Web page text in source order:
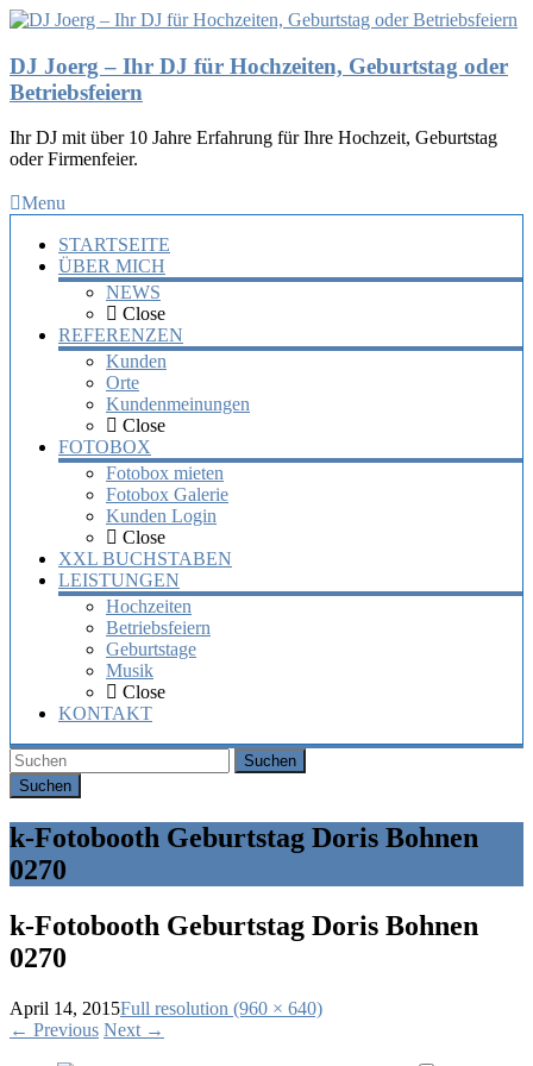
DJ Joerg – Ihr DJ für Hochzeiten, Geburtstag oder
Betriebsfeiern
Ihr DJ mit über 10 Jahre Erfahrung für Ihre Hochzeit, Geburtstag
oder Firmenfeier.
Menu
STARTSEITE
ÜBER MICH
NEWS
Close
REFERENZEN
Kunden
Orte
Kundenmeinungen
Close
FOTOBOX
Fotobox mieten
Fotobox Galerie
Kunden Login
Close
XXL BUCHSTABEN
LEISTUNGEN
Hochzeiten
Betriebsfeiern
Geburtstage
Musik
Close
KONTAKT
Suchen
k-Fotobooth Geburtstag Doris Bohnen
0270
k-Fotobooth Geburtstag Doris Bohnen
0270
April 14, 2015Full resolution (960 × 640)
← Previous Next →